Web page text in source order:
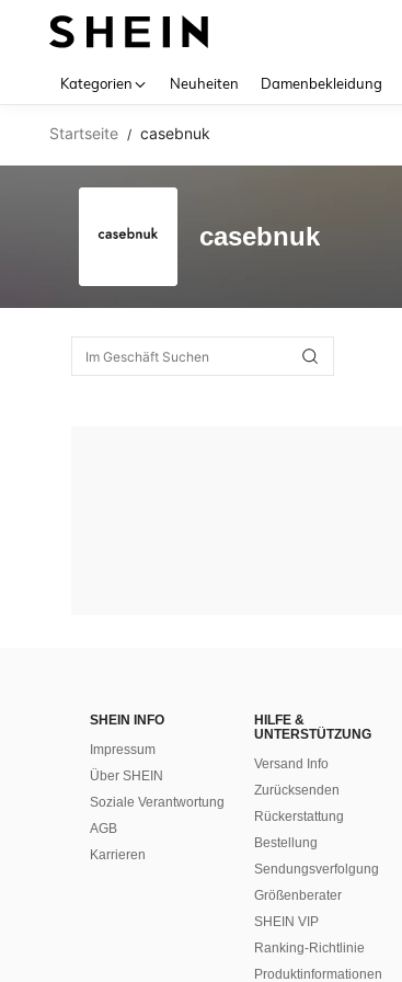
Kategorien Neuheiten Damenbekleidung
Startseite / casebnuk
casebnuk
SHEIN INFO
Impressum
Über SHEIN
Soziale Verantwortung
AGB
Karrieren
HILFE &
UNTERSTÜTZUNG
Versand Info
Zurücksenden
Rückerstattung
Bestellung
Sendungsverfolgung
Größenberater
SHEIN VIP
Ranking-Richtlinie
​Produktinformationen